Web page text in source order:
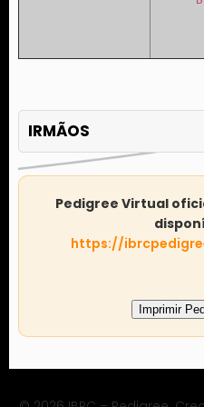
IRMÃOS
Pedigree Virtual
https://
Imprimir